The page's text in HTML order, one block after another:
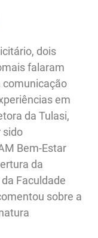
dois
falaram
comunicação
em
da Tulasi,
sido
Bem-Estar
da
Faculdade
sobre a